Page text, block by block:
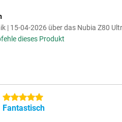
| 15-04-2026 über das Nubia Z80
dieses Produkt
5 Sterne
Fantastisch